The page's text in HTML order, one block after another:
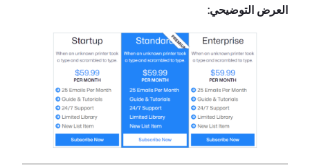
العرض التوضيحي: